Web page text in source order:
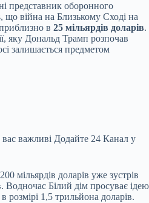
представник оборонного
що війна на Близькому Сході на
в 25 мільярдів доларів.
яку Дональд Трамп розпочав
залишається предметом
важливі Додайте 24 Канал у
мільярдів доларів уже зустрів
Водночас Білий дім просуває ідею
розмірі 1,5 трильйона доларів.